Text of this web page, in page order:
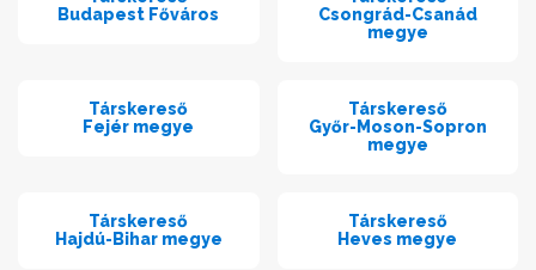
Budapest Főváros
Csongrád-Csanád
megye
Társkereső
Fejér megye
Társkereső
Győr-Moson-Sopron
megye
Társkereső
Hajdú-Bihar megye
Társkereső
Heves megye